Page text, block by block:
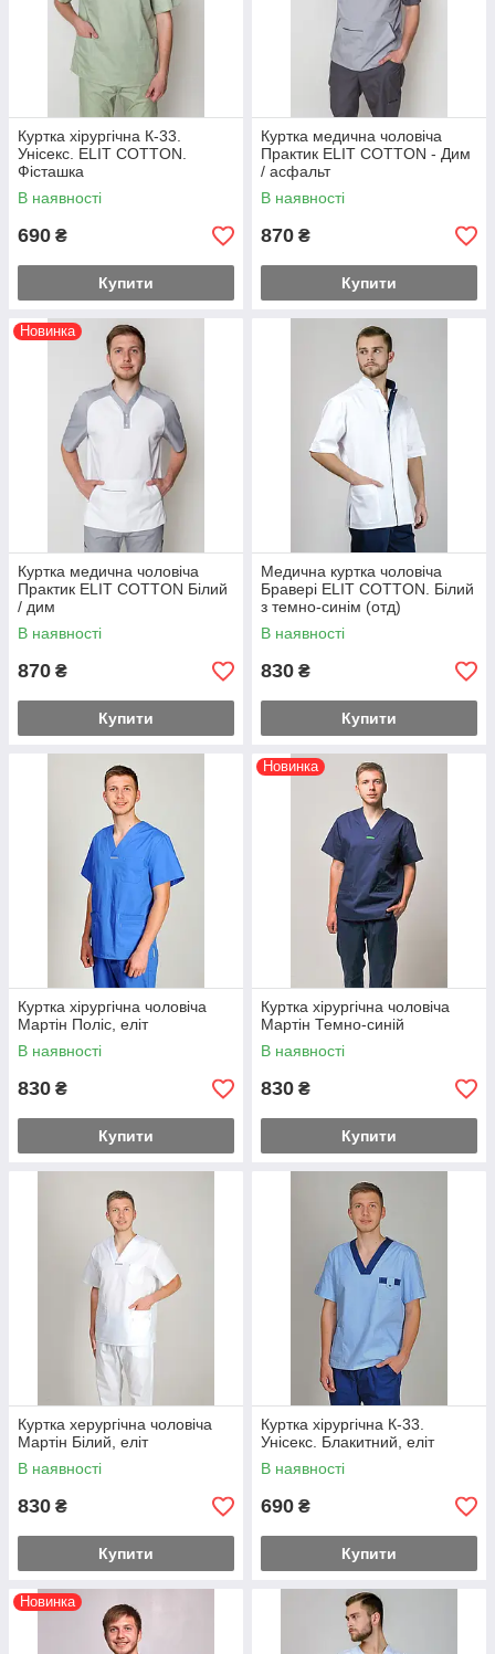
Куртка хірургічна К-33.
Унісекс. ELIT COTTON.
Фісташка
В наявності
690 ₴
Купити
Куртка медична чоловіча
Практик ELIT COTTON - Дим
/ асфальт
В наявності
870 ₴
Купити
Новинка
Куртка медична чоловіча
Практик ELIT COTTON Білий
/ дим
В наявності
870 ₴
Купити
Медична куртка чоловіча
Бравері ELIT COTTON. Білий
з темно-синім (отд)
В наявності
830 ₴
Купити
Куртка хірургічна чоловіча
Мартін Поліс, еліт
В наявності
830 ₴
Купити
Новинка
Куртка хірургічна чоловіча
Мартін Темно-синій
В наявності
830 ₴
Купити
Куртка херургічна чоловіча
Мартін Білий, еліт
В наявності
830 ₴
Купити
Куртка хірургічна К-33.
Унісекс. Блакитний, еліт
В наявності
690 ₴
Купити
Новинка